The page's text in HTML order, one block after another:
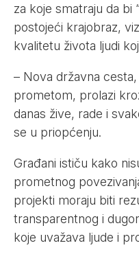
za koje smatraju da bi
postojeći krajobraz,
kvalitetu života ljudi
– Nova državna
prometom, prolazi
danas žive, rade i
se u priopćenju.
Građani ističu kako
prometnog
projekti moraju biti
transparentnog i
koje uvažava ljude i